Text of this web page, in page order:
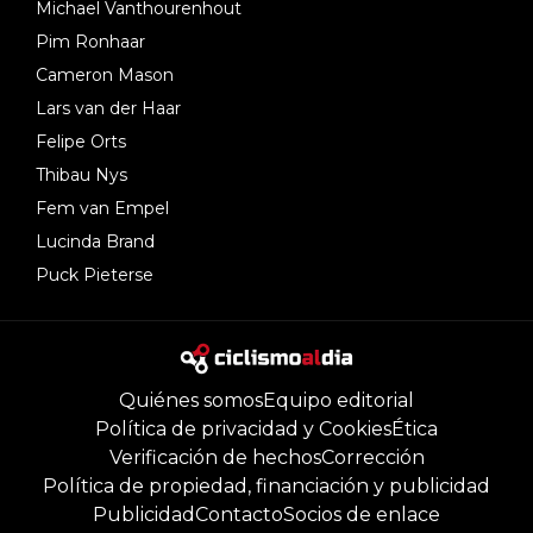
Michael Vanthourenhout
Pim Ronhaar
Cameron Mason
Lars van der Haar
Felipe Orts
Thibau Nys
Fem van Empel
Lucinda Brand
Puck Pieterse
Quiénes somosEquipo editorial
Política de privacidad y CookiesÉtica
Verificación de hechosCorrección
Política de propiedad, financiación y publicidad
PublicidadContactoSocios de enlace